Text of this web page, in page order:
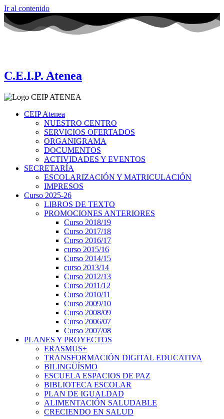
Ir al contenido
C.E.I.P. Atenea
CEIP Atenea
NUESTRO CENTRO
SERVICIOS OFERTADOS
ORGANIGRAMA
DOCUMENTOS
ACTIVIDADES Y EVENTOS
SECRETARÍA
ESCOLARIZACIÓN Y MATRICULACIÓN
IMPRESOS
Curso 2025-26
LIBROS DE TEXTO
PROMOCIONES ANTERIORES
Curso 2018/19
Curso 2017/18
Curso 2016/17
curso 2015/16
Curso 2014/15
curso 2013/14
Curso 2012/13
Curso 2011/12
Curso 2010/11
Curso 2009/10
Curso 2008/09
Curso 2006/07
Curso 2007/08
PLANES Y PROYECTOS
ERASMUS+
TRANSFORMACIÓN DIGITAL EDUCATIVA
BILINGÜÍSMO
ESCUELA ESPACIOS DE PAZ
BIBLIOTECA ESCOLAR
PLAN DE IGUALDAD
ALIMENTACIÓN SALUDABLE
CRECIENDO EN SALUD